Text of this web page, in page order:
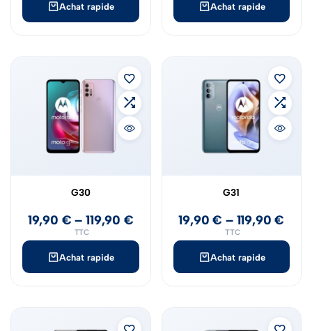
Achat rapide Achat rapide
Achat rapide
G30
19,90 € –119,90 €
TTC
Achat rapide
G31
19,90€ – 119,90€
TTC